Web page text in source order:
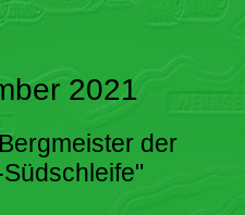
2021
der